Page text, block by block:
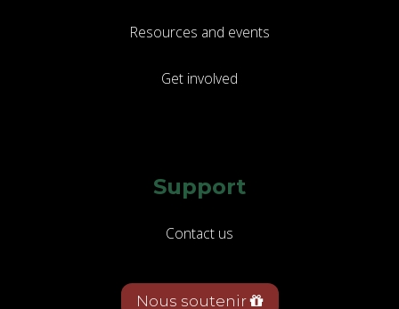
Resources and events
Get involved
Support
Contact us
Nous soutenir